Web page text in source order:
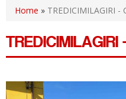
Home » TREDICIMILAGIRI -